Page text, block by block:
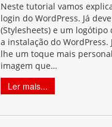
Neste tutorial vamos
login do WordPress. Já
(Stylesheets) e um
a instalação do
lhe um toque mais
imagem que…
Ler mais...